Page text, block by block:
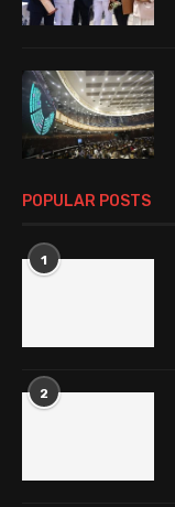
POPULAR POSTS
1
2